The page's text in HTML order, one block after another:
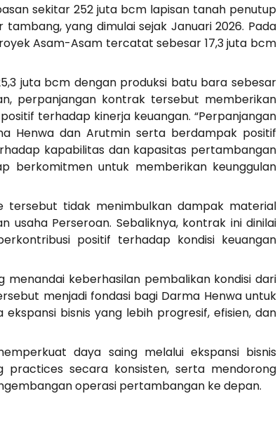
sekitar 252 juta bcm lapisan tanah penutup
yang dimulai sejak Januari 2026. Pada
Asam-Asam tercatat sebesar 17,3 juta bcm
juta bcm dengan produksi batu bara sebesar
perpanjangan kontrak tersebut memberikan
terhadap kinerja keuangan. “Perpanjangan
Henwa dan Arutmin serta berdampak positif
kapabilitas dan kapasitas pertambangan
berkomitmen untuk memberikan keunggulan
tersebut tidak menimbulkan dampak material
usaha Perseroan. Sebaliknya, kontrak ini dinilai
positif terhadap kondisi keuangan
keberhasilan pembalikan kondisi dari
menjadi fondasi bagi Darma Henwa untuk
bisnis yang lebih progresif, efisien, dan
daya saing melalui ekspansi bisnis
practices secara konsisten, serta mendorong
operasi pertambangan ke depan.